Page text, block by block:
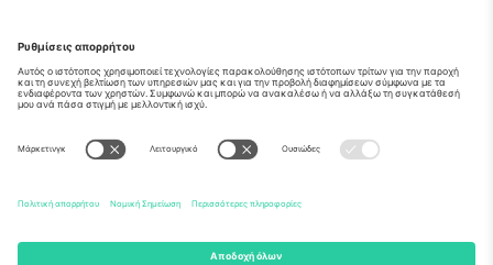
Mexico
Av Chapultepec 360, Roma
Norte, Cuauhtémoc, 06700
Ciudad de México, CDMX,
Mexico
Η νομική οντότητα του παρόχου πλατφόρμας ενδέχεται να
τομέα. Για λεπτομέρειες ανατρέξτε στη σελίδα της συγκεκριμένης